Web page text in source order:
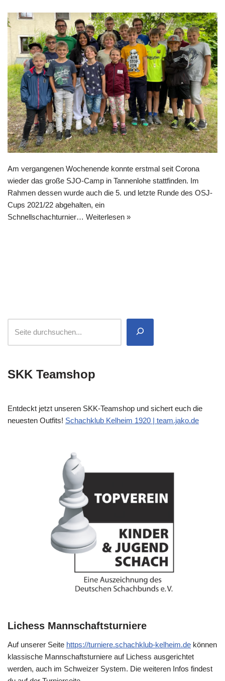
Am vergangenen Wochenende konnte erstmal seit Corona
wieder das große SJO-Camp in Tannenlohe stattfinden. Im
Rahmen dessen wurde auch die 5. und letzte Runde des OSJ-
Cups 2021/22 abgehalten, ein
Schnellschachturnier… Weiterlesen »
SKK Teamshop
Entdeckt jetzt unseren SKK-Teamshop und sichert euch die
neuesten Outfits! Schachklub Kelheim 1920 | team.jako.de
Lichess Mannschaftsturniere
Auf unserer Seite https://turniere.schachklub-kelheim.de können
klassische Mannschaftsturniere auf Lichess ausgerichtet
werden, auch im Schweizer System. Die weiteren Infos findest